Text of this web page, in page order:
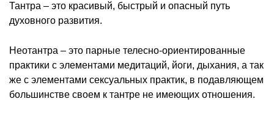
Тантра – это красивый, быстрый и опасный путь
духовного развития.
Неотантра – это парные телесно-ориентированные
практики с элементами медитаций, йоги, дыхания, а так
же с элементами сексуальных практик, в подавляющем
большинстве своем к тантре не имеющих отношения.